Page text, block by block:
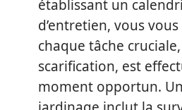
établissant un
d’entretien, vous
chaque tâche
scarification, est
moment opportun.